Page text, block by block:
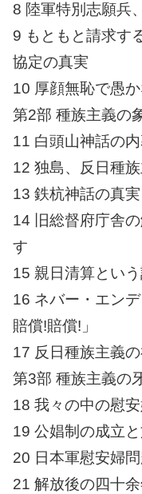
8 陸軍特別志願兵
9 もともと請求
協定の真実
10 厚顔無恥で愚
第2部 種族主義の
11 白頭山神話の
12 独島、反日種
13 鉄杭神話の真実
14 旧総督府庁舎
す
15 親日清算という
16 ネバー・エン
賠償!賠償!」
17 反日種族主義
第3部 種族主義の
18 我々の中の慰
19 公娼制の成立
20 日本軍慰安婦
21 解放後の四十